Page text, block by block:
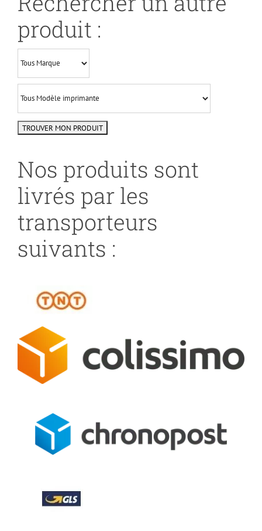
produit :
Nos produits sont
livrés par les
transporteurs
suivants :